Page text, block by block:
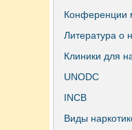
Конференции
Литература о
Клиники для
UNODC
INCB
Виды